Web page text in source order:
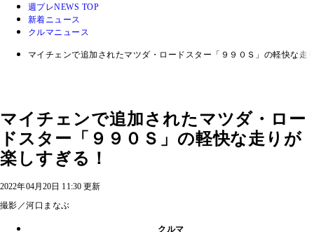
週プレNEWS TOP
新着ニュース
クルマニュース
マイチェンで追加されたマツダ・ロードスター「９９０Ｓ」の軽快な走
マイチェンで追加されたマツダ・ロー
ドスター「９９０Ｓ」の軽快な走りが
楽しすぎる！
2022年04月20日 11:30 更新
撮影／河口まなぶ
クルマ